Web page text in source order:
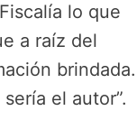
lo que
a raíz del
brindada.
el autor”.